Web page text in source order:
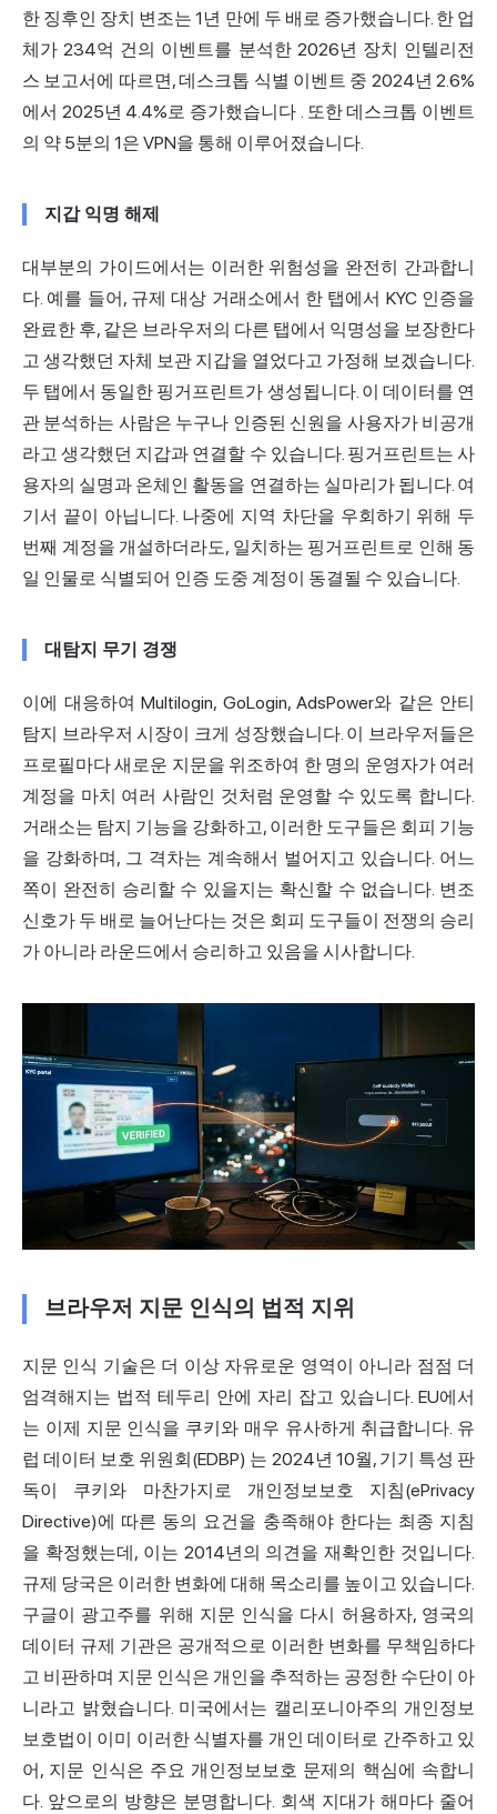
한 징후인 장치 변조는 1년 만에 두 배로 증가했습니다. 한 업
체가 234억 건의 이벤트를 분석한 2026년 장치 인텔리전
스 보고서에 따르면, 데스크톱 식별 이벤트 중 2024년 2.6%
에서 2025년 4.4%로 증가했습니다 . 또한 데스크톱 이벤트
의 약 5분의 1은 VPN을 통해 이루어졌습니다.
지갑 익명 해제
대부분의 가이드에서는 이러한 위험성을 완전히 간과합니
다. 예를 들어, 규제 대상 거래소에서 한 탭에서 KYC 인증을
완료한 후, 같은 브라우저의 다른 탭에서 익명성을 보장한다
고 생각했던 자체 보관 지갑을 열었다고 가정해 보겠습니다.
두 탭에서 동일한 핑거프린트가 생성됩니다. 이 데이터를 연
관 분석하는 사람은 누구나 인증된 신원을 사용자가 비공개
라고 생각했던 지갑과 연결할 수 있습니다. 핑거프린트는 사
용자의 실명과 온체인 활동을 연결하는 실마리가 됩니다. 여
기서 끝이 아닙니다. 나중에 지역 차단을 우회하기 위해 두
번째 계정을 개설하더라도, 일치하는 핑거프린트로 인해 동
일 인물로 식별되어 인증 도중 계정이 동결될 수 있습니다.
대탐지 무기 경쟁
이에 대응하여 Multilogin, GoLogin, AdsPower와 같은 안티
탐지 브라우저 시장이 크게 성장했습니다. 이 브라우저들은
프로필마다 새로운 지문을 위조하여 한 명의 운영자가 여러
계정을 마치 여러 사람인 것처럼 운영할 수 있도록 합니다.
거래소는 탐지 기능을 강화하고, 이러한 도구들은 회피 기능
을 강화하며, 그 격차는 계속해서 벌어지고 있습니다. 어느
쪽이 완전히 승리할 수 있을지는 확신할 수 없습니다. 변조
신호가 두 배로 늘어난다는 것은 회피 도구들이 전쟁의 승리
가 아니라 라운드에서 승리하고 있음을 시사합니다.
브라우저 지문 인식의 법적 지위
지문 인식 기술은 더 이상 자유로운 영역이 아니라 점점 더
엄격해지는 법적 테두리 안에 자리 잡고 있습니다. EU에서
는 이제 지문 인식을 쿠키와 매우 유사하게 취급합니다. 유
럽 데이터 보호 위원회(EDBP) 는 2024년 10월, 기기 특성 판
독이 쿠키와 마찬가지로 개인정보보호 지침(ePrivacy
Directive)에 따른 동의 요건을 충족해야 한다는 최종 지침
을 확정했는데, 이는 2014년의 의견을 재확인한 것입니다.
규제 당국은 이러한 변화에 대해 목소리를 높이고 있습니다.
구글이 광고주를 위해 지문 인식을 다시 허용하자, 영국의
데이터 규제 기관은 공개적으로 이러한 변화를 무책임하다
고 비판하며 지문 인식은 개인을 추적하는 공정한 수단이 아
니라고 밝혔습니다. 미국에서는 캘리포니아주의 개인정보
보호법이 이미 이러한 식별자를 개인 데이터로 간주하고 있
어, 지문 인식은 주요 개인정보보호 문제의 핵심에 속합니
다. 앞으로의 방향은 분명합니다. 회색 지대가 해마다 줄어